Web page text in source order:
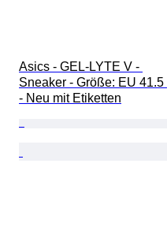
Asics - GEL-LYTE V -
Sneaker - Größe: EU 41.5
- Neu mit Etiketten